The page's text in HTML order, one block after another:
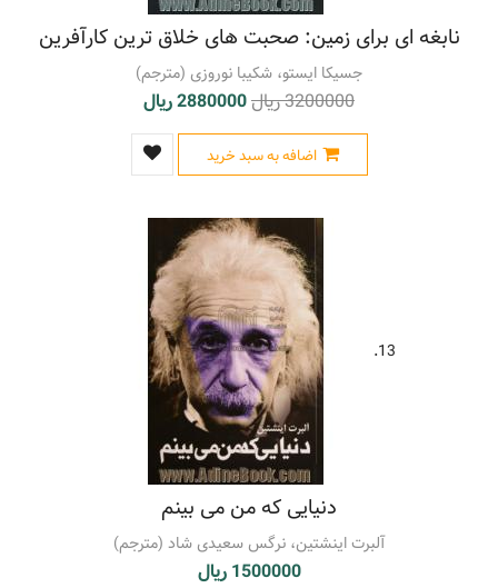
نابغه ای برای زمین: صحبت های خلاق ترین کارآفرین
جسیکا ایستو، شکیبا نوروزی (مترجم)
3200000 ریال 2880000 ریال
اضافه به سبد خرید
13.
دنیایی که من می بینم
آلبرت اینشتین، نرگس سعیدی شاد (مترجم)
1500000 ریال